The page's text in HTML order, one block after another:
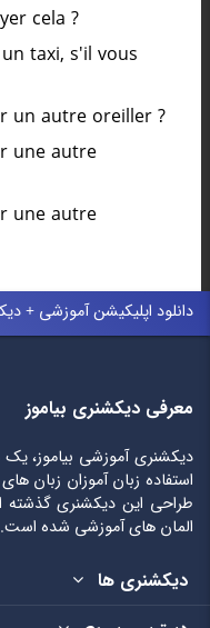
cela ?
taxi, s'il vous
un autre oreiller ?
une autre
une autre
دانلود اپلیکیشن آموزشی +
معرفی دیکشنری بیاموز
دیکشنری آموزشی بیاموز،
استفاده زبان آموزان زبان
طراحی این دیکشنری گذشته
المان های آموزشی شده است.
دیکشنری ها